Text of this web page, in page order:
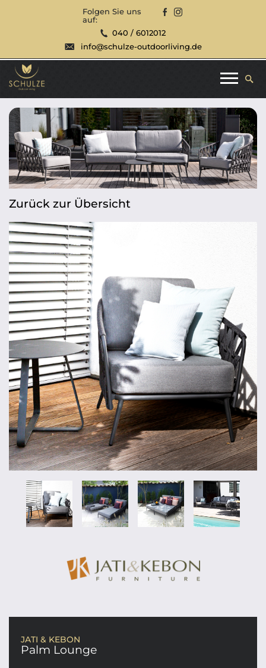
Folgen Sie uns
auf:
040 / 6012012
info@schulze-outdoorliving.de
Zurück zur Übersicht
JATI & KEBON
Palm Lounge